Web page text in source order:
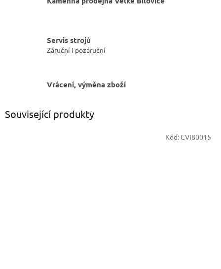
Servis strojů
Záruční i pozáruční
Vrácení, výměna zboží
Související produkty
Kód: CVI80015